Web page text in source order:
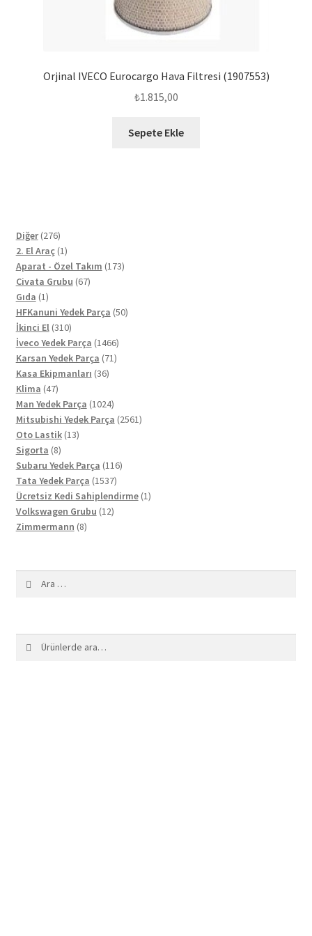
Orjinal IVECO Eurocargo Hava Filtresi (1907553)
₺1.815,00
Sepete Ekle
Diğer 276276
ürün
2. El Araç 11
ürün
Aparat - Özel Takım 173173
Civata Grubu 6767
Gıda 11
ürün
HFKanuni Yedek Parça 5050
İkinci El 310310
ürün
İveco Yedek Parça 14661466
ürün
Karsan Yedek Parça 7171
Kasa Ekipmanları 3636
Klima 4747
ürün
Man Yedek Parça 10241024
ürün
Mitsubishi Yedek Parça 25612561
Oto Lastik 1313
Sigorta 88
ürün
Subaru Yedek Parça 116116
Tata Yedek Parça 15371537
ürün
Ücretsiz Kedi Sahiplendirme 11
Volkswagen Grubu 1212
Zimmermann 88